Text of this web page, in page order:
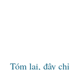
Tóm lại, đây